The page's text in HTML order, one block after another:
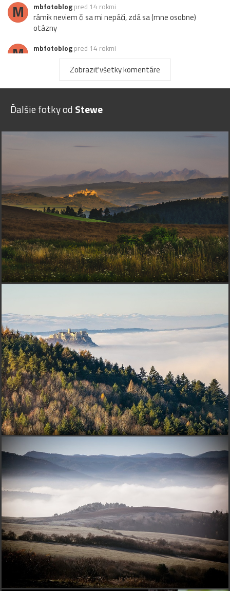
M mbfotoblog pred 14 rokmi
rámik neviem či sa mi nepáči, zdá sa (mne osobne)
otázny
M mbfotoblog pred 14 rokmi
pekne farby aj uprava
milkafoto pred 15 rokmi
pred 15 rokmi
Juliškapred 15 rokmi
krásne..
Saroyanpred 15 rokmi
pekná, takú farebnú húsenicu som ešte nevidel
Copatypred 15 rokmi
pekné , páči
Johny18
Pekné
hasič pred 15 rokmi
+
lubossvkpred 15 rokmi
Pendolíno :)
D dede-cekpred 15 rokmi
Vyzerá ako rýchlovlak.
D dana
+
Zobraziť všetky komentáre
Ďalšie fotky od Stewe